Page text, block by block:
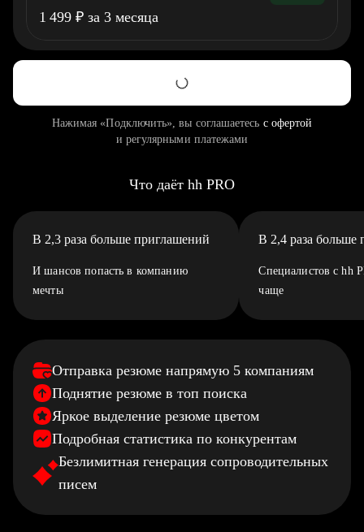
1 499 ₽ за 3 месяца
Нажимая «Подключить», вы соглашаетесь с офертой
и регулярными платежами
Что даёт hh PRO
В 2,3 раза больше приглашений
И шансов попасть в компанию
мечты
В 2,4 раза больше
Специалистов с hh
чаще
Отправка резюме напрямую 5 компаниям
Поднятие резюме в топ поиска
Яркое выделение резюме цветом
Подробная статистика по конкурентам
Безлимитная генерация сопроводительных
писем